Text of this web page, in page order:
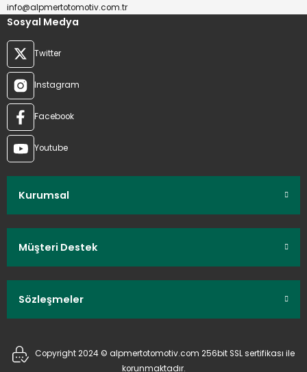
info@alpmertotomotiv.com.tr
Sosyal Medya
Twitter
Instagram
Facebook
Youtube
Kurumsal
Müşteri Destek
Sözleşmeler
Copyright 2024 © alpmertotomotiv.com 256bit SSL sertifikası ile
korunmaktadır.